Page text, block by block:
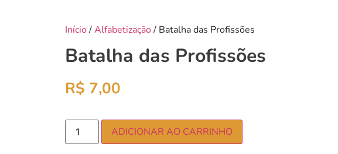
Início/Alfabetização/ Batalha das Profissões
Batalha das Profissões
R$ 7,00
ADICIONAR AO CARRINHO